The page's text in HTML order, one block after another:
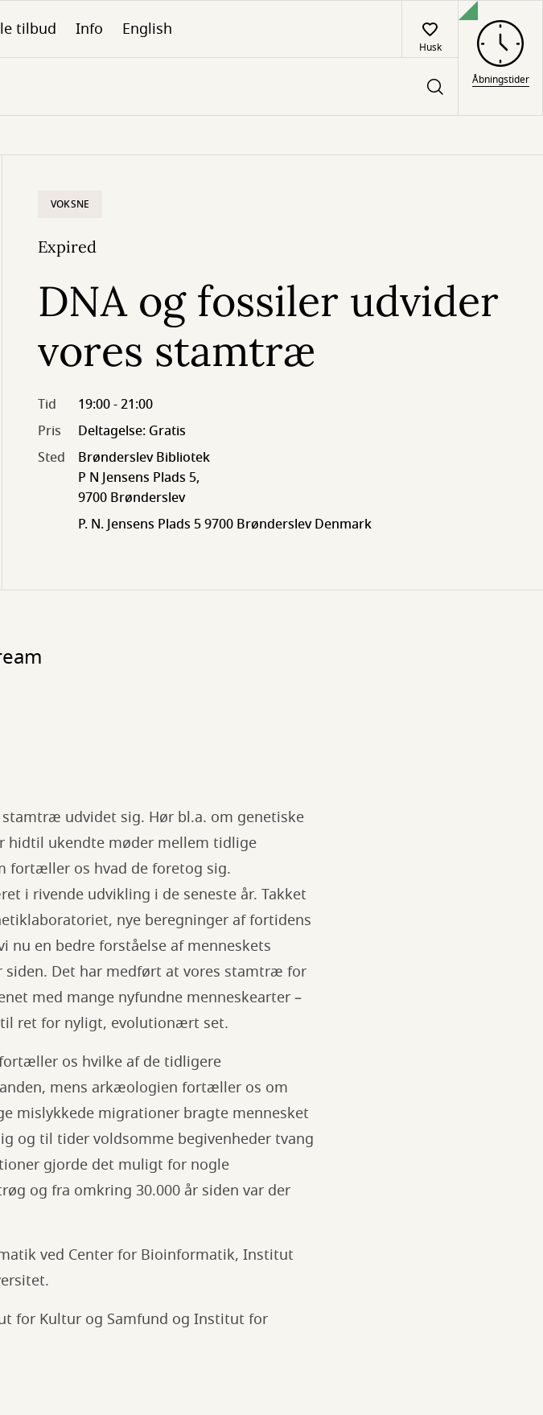
tilbud Info English
Husk
Åbningstider
VOKSNE
Expired
DNA og fossiler udvider
vores stamtræ
Tid
19:00 - 21:00
Pris
Deltagelse: Gratis
Sted
Brønderslev Bibliotek
P N Jensens Plads 5,
9700 Brønderslev
P. N. Jensens Plads 5 9700 Brønderslev Denmark
udvidet sig. Hør bl.a. om genetiske
hidtil ukendte møder mellem tidlige
fortæller os hvad de foretog sig.
i rivende udvikling i de seneste år. Takket
nye beregninger af fortidens
en bedre forståelse af menneskets
Det har medført at vores stamtræ for
med mange nyfundne menneskearter –
ret for nyligt, evolutionært set.
os hvilke af de tidligere
mens arkæologien fortæller os om
mislykkede migrationer bragte mennesket
og til tider voldsomme begivenheder tvang
gjorde det muligt for nogle
og fra omkring 30.000 år siden var der
ved Center for Bioinformatik, Institut
for Kultur og Samfund og Institut for